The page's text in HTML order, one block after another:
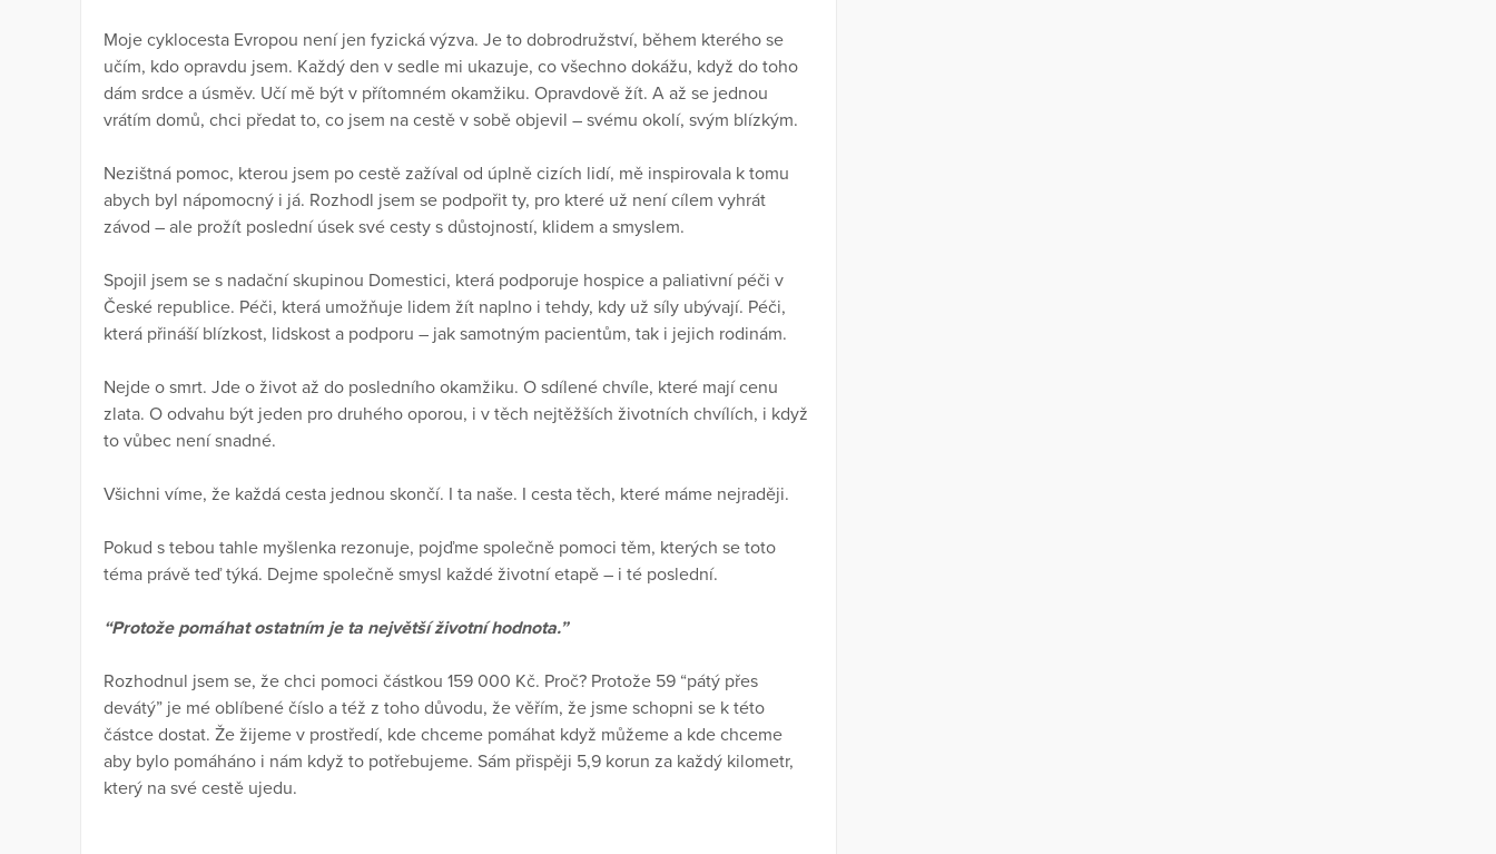
Moje cyklocesta Evropou není jen fyzická výzva. Je to dobrodružství, během kterého se
učím, kdo opravdu jsem. Každý den v sedle mi ukazuje, co všechno dokážu, když do toho
dám srdce a úsměv. Učí mě být v přítomném okamžiku. Opravdově žít. A až se jednou
vrátím domů, chci předat to, co jsem na cestě v sobě objevil – svému okolí, svým blízkým.
Nezištná pomoc, kterou jsem po cestě zažíval od úplně cizích lidí, mě inspirovala k tomu
abych byl nápomocný i já. Rozhodl jsem se podpořit ty, pro které už není cílem vyhrát
závod – ale prožít poslední úsek své cesty s důstojností, klidem a smyslem.
Spojil jsem se s nadační skupinou Domestici, která podporuje hospice a paliativní péči v
České republice. Péči, která umožňuje lidem žít naplno i tehdy, kdy už síly ubývají. Péči,
která přináší blízkost, lidskost a podporu – jak samotným pacientům, tak i jejich rodinám.
Nejde o smrt. Jde o život až do posledního okamžiku. O sdílené chvíle, které mají cenu
zlata. O odvahu být jeden pro druhého oporou, i v těch nejtěžších životních chvílích, i když
to vůbec není snadné.
Všichni víme, že každá cesta jednou skončí. I ta naše. I cesta těch, které máme nejraději.
Pokud s tebou tahle myšlenka rezonuje, pojďme společně pomoci těm, kterých se toto
téma právě teď týká. Dejme společně smysl každé životní etapě – i té poslední.
“Protože pomáhat ostatním je ta největší životní hodnota.”
Rozhodnul jsem se, že chci pomoci částkou 159 000 Kč. Proč? Protože 59 “pátý přes
devátý” je mé oblíbené číslo a též z toho důvodu, že věřím, že jsme schopni se k této
částce dostat. Že žijeme v prostředí, kde chceme pomáhat když můžeme a kde chceme
aby bylo pomáháno i nám když to potřebujeme. Sám přispěji 5,9 korun za každý kilometr,
který na své cestě ujedu.